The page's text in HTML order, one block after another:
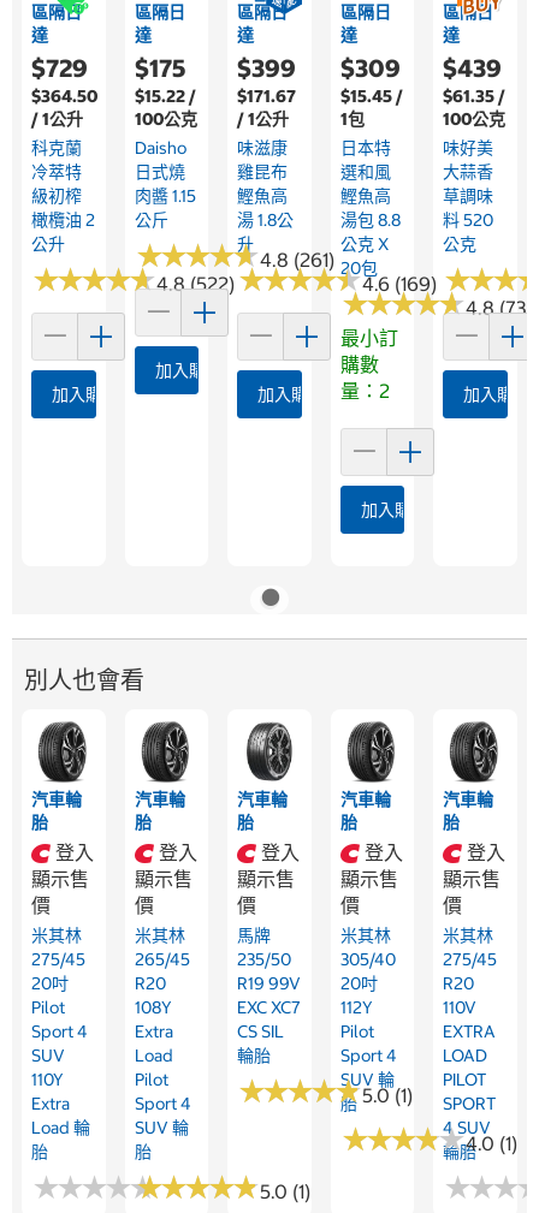
區隔日
達
$729
$364.50
/ 1公升
科克蘭
冷萃特
級初榨
橄欖油 2
公升
★★★★★
★★★★★4.8 (522)
加入購物車
區隔日
達
$175
$15.22 /
100公克
Daisho
日式燒
肉醬 1.15
公斤
★★★★★
★★★★★4.8 (261)
加入購物車
區隔日
達
$399
$171.67
/ 1公升
味滋康
雞昆布
鰹魚高
湯 1.8公
升
★★★★★
★★★★★4.6 (169)
加入購物車
區隔日
達
$309
$15.45 /
1包
日本特
選和風
鰹魚高
湯包 8.8
公克 X
20包
★★★★★
★★★★★4.8
最小訂
購數
量：2
加入購物車
區隔日
達
$439
$61.35 /
100公克
味好美
大蒜香
草調味
料 520
公克
★★★
★★★
加入購物
別人也會看
汽車輪
胎
登入
顯示售
價
米其林
275/45
20吋
Pilot
Sport 4
SUV
110Y
Extra
Load 輪
胎
★★★★★
★★★★★
汽車輪
胎
登入
顯示售
價
米其林
265/45
R20
108Y
Extra
Load
Pilot
Sport 4
SUV 輪
胎
★★★★★
★★★★★5.0 (1)
汽車輪
胎
登入
顯示售
價
馬牌
235/50
R19 99V
EXC XC7
CS SIL
輪胎
★★★★★
★★★★★5.0 (1)
汽車輪
胎
登入
顯示售
價
米其林
305/40
20吋
112Y
Pilot
Sport 4
SUV 輪
胎
★★★★★
★★★★★4.0 (1)
汽車輪
胎
登入
顯示售
價
米其林
275/45
R20
110V
EXTRA
LOAD
PILOT
SPORT
4 SUV
輪胎
★★★
★★★